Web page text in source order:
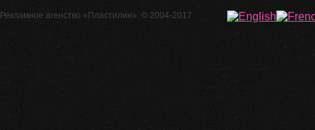
Рекламное агенство «Пластилин». © 2004-2017